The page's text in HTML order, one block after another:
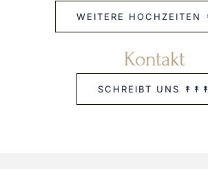
WEITERE
Kontakt
SCHREIBT UNS ↟↟↟